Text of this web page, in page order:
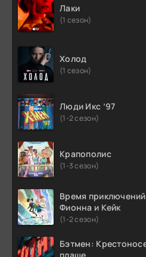
Лаки
(1 сезон)
Холод
(1 сезон)
Люди Икс ’97
(1-2 сезон)
Крапополис
(1-3 сезон)
Время
Фионна и Кейк
(1-2 сезон)
Бэтмен: